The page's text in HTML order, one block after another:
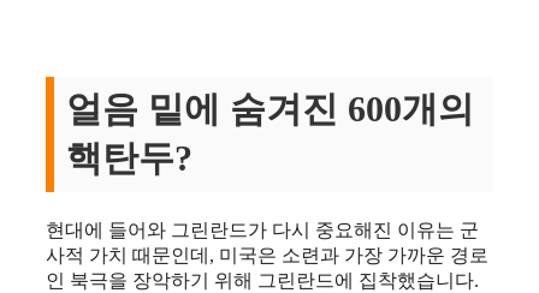
얼음 밑에 숨겨진 600개의
핵탄두?
현대에 들어와 그린란드가 다시 중요해진 이유는 군
사적 가치 때문인데, 미국은 소련과 가장 가까운 경로
인 북극을 장악하기 위해 그린란드에 집착했습니다.